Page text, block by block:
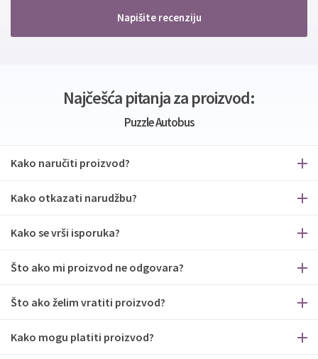
Napišite recenziju
Najčešća pitanja za proizvod:
Puzzle Autobus
Kako naručiti proizvod?
Kako otkazati narudžbu?
Kako se vrši isporuka?
Što ako mi proizvod ne odgovara?
Što ako želim vratiti proizvod?
Kako mogu platiti proizvod?